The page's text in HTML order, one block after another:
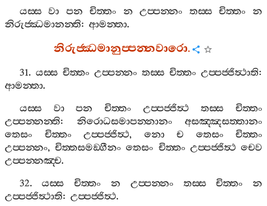
යස‍්ස
වා පන චිත‍්තං න උප‍්පන‍්නං තස‍්ස චිත‍්තං
න
නිරුජ‍්ඣමානන‍්ති: ආමන‍්තා.
නිරුජ‍්ඣමානුප‍්පන‍්නවාරො.
31. යස‍්ස චිත‍්තං උප‍්පන‍්නං තස‍්ස චිත‍්තං උප‍්පජ‍්ජිත්‍ථාති:
ආමන‍්තා.
යස‍්ස
වා පන චිත‍්තං උප‍්පජ‍්ජිත්‍ථ තස‍්ස
චිත‍්තං
උප‍්පන‍්නන‍්ති: නිරොධසමාපන‍්නානං
අසඤ‍්ඤසත‍්තානං
තෙසං
චිත‍්තං උප‍්පජ‍්ජිත්‍ථ, නො ච තෙසං
චිත‍්තං
උප‍්පන‍්නං,චිත‍්තසමඞ‍්ගීනං තෙසං චිත‍්තං උප‍්පජ‍්ජිත්‍ථ චෙව
උප‍්පන‍්නඤ‍්ච.
32.යස‍්ස චිත‍්තං න උප‍්පන‍්නං තස‍්ස චිත‍්තං
න
උප‍්පජ‍්ජිත්‍ථාති: උප‍්පජ‍්ජිත්‍ථ.